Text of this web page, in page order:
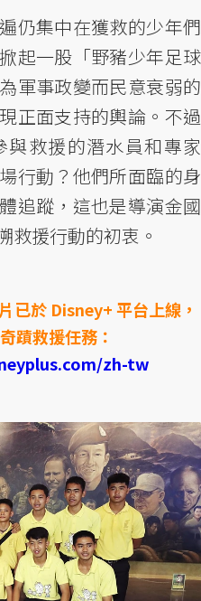
仍集中在獲救的少年們
起一股「野豬少年足球
軍事政變而民意衰弱的
正面支持的輿論。不過
救援的潛水員和專家
行動？他們所面臨的身
追蹤，這也是導演金國
救援行動的初衷。
於 Disney+ 平台上線，
蹟救援任務：
zh-tw